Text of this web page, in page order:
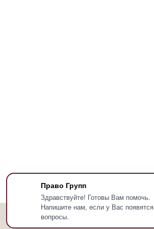
Право Групп
Здравствуйте! Готовы Вам помочь.
Напишите нам, если у Вас появятся
вопросы.